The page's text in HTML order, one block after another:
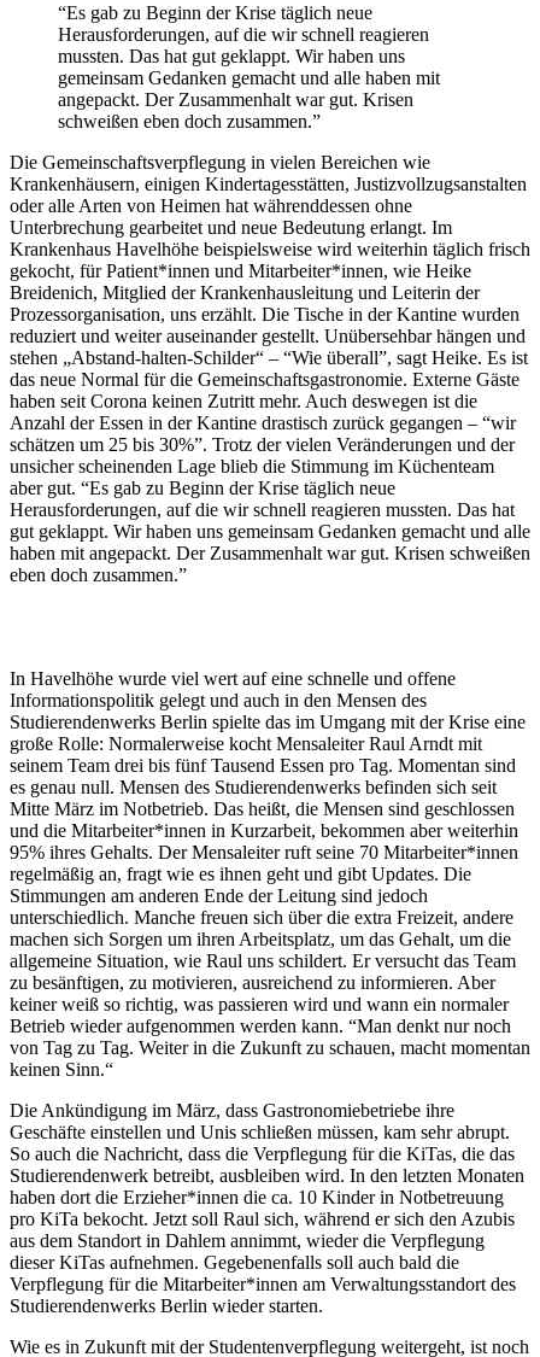
“Es gab zu Beginn der Krise täglich neue
Herausforderungen, auf die wir schnell reagieren
mussten. Das hat gut geklappt. Wir haben uns
gemeinsam Gedanken gemacht und alle haben mit
angepackt. Der Zusammenhalt war gut. Krisen
schweißen eben doch zusammen.”
Die Gemeinschaftsverpflegung in vielen Bereichen wie
Krankenhäusern, einigen Kindertagesstätten, Justizvollzugsanstalten
oder alle Arten von Heimen hat währenddessen ohne
Unterbrechung gearbeitet und neue Bedeutung erlangt. Im
Krankenhaus Havelhöhe beispielsweise wird weiterhin täglich frisch
gekocht, für Patient*innen und Mitarbeiter*innen, wie Heike
Breidenich, Mitglied der Krankenhausleitung und Leiterin der
Prozessorganisation, uns erzählt. Die Tische in der Kantine wurden
reduziert und weiter auseinander gestellt. Unübersehbar hängen und
stehen „Abstand-halten-Schilder“ – “Wie überall”, sagt Heike. Es ist
das neue Normal für die Gemeinschaftsgastronomie. Externe Gäste
haben seit Corona keinen Zutritt mehr. Auch deswegen ist die
Anzahl der Essen in der Kantine drastisch zurück gegangen – “wir
schätzen um 25 bis 30%”. Trotz der vielen Veränderungen und der
unsicher scheinenden Lage blieb die Stimmung im Küchenteam
aber gut. “Es gab zu Beginn der Krise täglich neue
Herausforderungen, auf die wir schnell reagieren mussten. Das hat
gut geklappt. Wir haben uns gemeinsam Gedanken gemacht und alle
haben mit angepackt. Der Zusammenhalt war gut. Krisen schweißen
eben doch zusammen.”
In Havelhöhe wurde viel wert auf eine schnelle und offene
Informationspolitik gelegt und auch in den Mensen des
Studierendenwerks Berlin spielte das im Umgang mit der Krise eine
große Rolle: Normalerweise kocht Mensaleiter Raul Arndt mit
seinem Team drei bis fünf Tausend Essen pro Tag. Momentan sind
es genau null. Mensen des Studierendenwerks befinden sich seit
Mitte März im Notbetrieb. Das heißt, die Mensen sind geschlossen
und die Mitarbeiter*innen in Kurzarbeit, bekommen aber weiterhin
95% ihres Gehalts. Der Mensaleiter ruft seine 70 Mitarbeiter*innen
regelmäßig an, fragt wie es ihnen geht und gibt Updates. Die
Stimmungen am anderen Ende der Leitung sind jedoch
unterschiedlich. Manche freuen sich über die extra Freizeit, andere
machen sich Sorgen um ihren Arbeitsplatz, um das Gehalt, um die
allgemeine Situation, wie Raul uns schildert. Er versucht das Team
zu besänftigen, zu motivieren, ausreichend zu informieren. Aber
keiner weiß so richtig, was passieren wird und wann ein normaler
Betrieb wieder aufgenommen werden kann. “Man denkt nur noch
von Tag zu Tag. Weiter in die Zukunft zu schauen, macht momentan
keinen Sinn.“
Die Ankündigung im März, dass Gastronomiebetriebe ihre
Geschäfte einstellen und Unis schließen müssen, kam sehr abrupt.
So auch die Nachricht, dass die Verpflegung für die KiTas, die das
Studierendenwerk betreibt, ausbleiben wird. In den letzten Monaten
haben dort die Erzieher*innen die ca. 10 Kinder in Notbetreuung
pro KiTa bekocht. Jetzt soll Raul sich, während er sich den Azubis
aus dem Standort in Dahlem annimmt, wieder die Verpflegung
dieser KiTas aufnehmen. Gegebenenfalls soll auch bald die
Verpflegung für die Mitarbeiter*innen am Verwaltungsstandort des
Studierendenwerks Berlin wieder starten.
Wie es in Zukunft mit der Studentenverpflegung weitergeht, ist noch